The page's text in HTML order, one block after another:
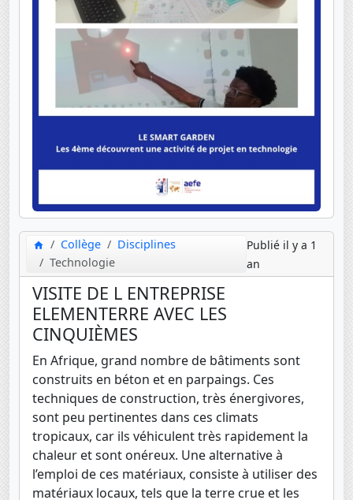
Collège
Disciplines
Technologie
Publié il y a 1
an
VISITE DE L ENTREPRISE
ELEMENTERRE AVEC LES
CINQUIÈMES
En Afrique, grand nombre de bâtiments sont
construits en béton et en parpaings. Ces
techniques de construction, très énergivores,
sont peu pertinentes dans ces climats
tropicaux, car ils véhiculent très rapidement la
chaleur et sont onéreux. Une alternative à
l’emploi de ces matériaux, consiste à utiliser des
matériaux locaux, tels que la terre crue et les